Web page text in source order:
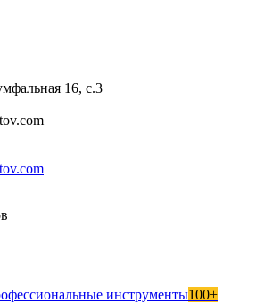
16, с.3
инструменты100+